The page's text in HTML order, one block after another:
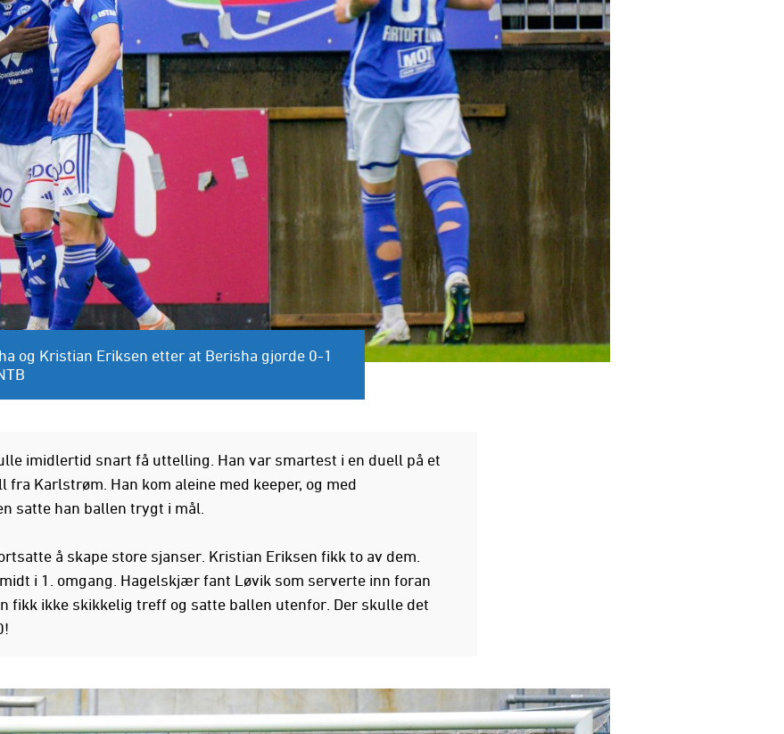
og Kristian Eriksen etter at Berisha gjorde 0-1
imidlertid snart få uttelling. Han var smartest i en duell på et
fra Karlstrøm. Han kom aleine med keeper, og med
satte han ballen trygt i mål.
å skape store sjanser. Kristian Eriksen fikk to av dem.
i 1. omgang. Hagelskjær fant Løvik som serverte inn foran
fikk ikke skikkelig treff og satte ballen utenfor. Der skulle det